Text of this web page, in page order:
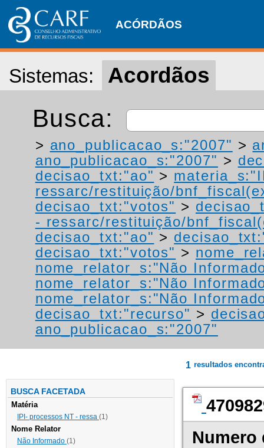
ACÓRDÃOS
Sistemas: Acordãos
Busca:
> ano_publicacao_s:"2007" >
ano_publicacao_s:"2007" >
decisao_txt:"ao" >
ressarc/restituição/
decisao_txt:"votos" >
- ressarc/restituição/
decisao_txt:"ao" >
decisao_txt:"votos" >
nome_relator_s:"Não
nome_relator_s:"Não
nome_relator_s:"Não
decisao_txt:"recurso" >
ano_publicacao_s:"2007"
BUSCA FACETADA
Matéria
IPI- processos NT - ressa (1)
Nome Relator
Não Informado (1)
1 resultados
Numero